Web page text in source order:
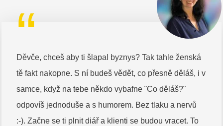
“
Děvče, chceš aby ti šlapal byznys? Tak tahle ženská
tě fakt nakopne. S ní budeš vědět, co přesně děláš, i v
samce, když na tebe někdo vybafne ¨Co děláš?¨
odpovíš jednoduše a s humorem. Bez tlaku a nervů
:-). Začne se ti plnit diář a klienti se budou vracet. To